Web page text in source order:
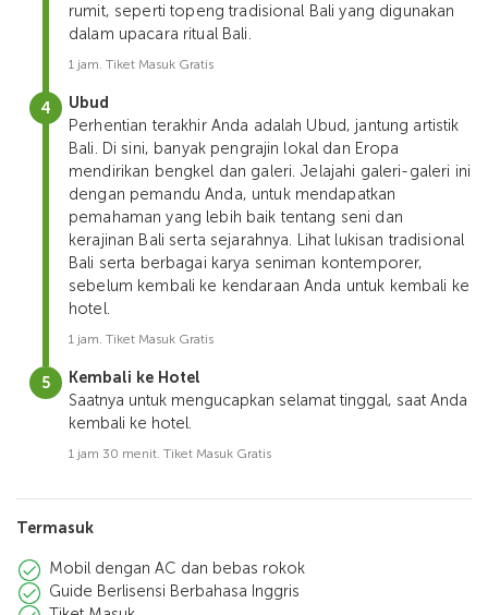
rumit, seperti topeng tradisional Bali yang digunakan
dalam upacara ritual Bali.
1 jam. Tiket Masuk Gratis
Ubud
Perhentian terakhir Anda adalah Ubud, jantung artistik
Bali. Di sini, banyak pengrajin lokal dan Eropa
mendirikan bengkel dan galeri. Jelajahi galeri-galeri ini
dengan pemandu Anda, untuk mendapatkan
pemahaman yang lebih baik tentang seni dan
kerajinan Bali serta sejarahnya. Lihat lukisan tradisional
Bali serta berbagai karya seniman kontemporer,
sebelum kembali ke kendaraan Anda untuk kembali ke
hotel.
1 jam. Tiket Masuk Gratis
Kembali ke Hotel
Saatnya untuk mengucapkan selamat tinggal, saat Anda
kembali ke hotel.
1 jam 30 menit. Tiket Masuk Gratis
Termasuk
Mobil dengan AC dan bebas rokok
Guide Berlisensi Berbahasa Inggris